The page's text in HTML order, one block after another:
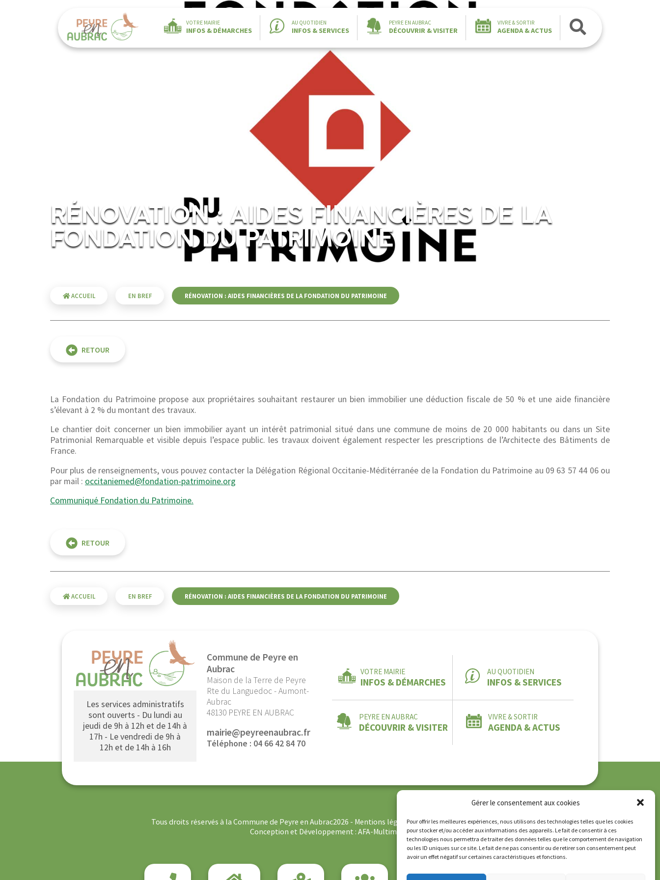
Gérer le consentement aux cookies
Pour offrir les meilleures expériences, nous utilisons des technologies telles que les cookies
pour stocker et/ou accéder aux informations des appareils. Le fait de consentir à ces
technologies nous permettra de traiter des données telles que le comportement de navigation
ou les ID uniques sur ce site. Le fait de ne pas consentir ou de retirer son consentement peut
avoir un effet négatif sur certaines caractéristiques et fonctions.
VOTRE MAIRIE
INFOS & DÉMARCHES
AU QUOTIDIEN
INFOS & SERVICES
PEYRE EN AUBRAC
DÉCOUVRIR & VISITER
VIVRE & SORTIR
AGENDA & ACTUS
RÉNOVATION : AIDES FINANCIÈRES DE LA
FONDATION DU PATRIMOINE
ACCUEIL EN BREF RÉNOVATION : AIDES FINANCIÈRES DE LA FONDATION DU PATRIMOINE
RETOUR
La Fondation du Patrimoine propose aux propriétaires souhaitant restaurer un bien immobilier une déduction fiscale de 50 % et une aide financière
s’élevant à 2 % du montant des travaux.
Le chantier doit concerner un bien immobilier ayant un intérêt patrimonial situé dans une commune de moins de 20 000 habitants ou dans un Site
Patrimonial Remarquable et visible depuis l’espace public. les travaux doivent également respecter les prescriptions de l’Architecte des Bâtiments de
France.
Pour plus de renseignements, vous pouvez contacter la Délégation Régional Occitanie-Méditérranée de la Fondation du Patrimoine au 09 63 57 44 06 ou
par mail : occitaniemed@fondation-patrimoine.org
Communiqué Fondation du Patrimoine.
RETOUR
ACCUEIL EN BREF RÉNOVATION : AIDES FINANCIÈRES DE LA FONDATION DU PATRIMOINE
Les services administratifs
sont ouverts - Du lundi au
jeudi de 9h à 12h et de 14h à
17h - Le vendredi de 9h à
12h et de 14h à 16h
Commune de Peyre en
Aubrac
Maison de la Terre de Peyre
Rte du Languedoc - Aumont-
Aubrac
48130 PEYRE EN AUBRAC
mairie@peyreenaubrac.fr
Téléphone : 04 66 42 84 70
VOTRE MAIRIE
INFOS & DÉMARCHES
AU QUOTIDIEN
INFOS & SERVICES
PEYRE EN AUBRAC
DÉCOUVRIR & VISITER
VIVRE & SORTIR
AGENDA & ACTUS
Tous droits réservés à la Commune de Peyre en Aubrac2026 - Mentions légales-Politique de confidentialité
Conception et Développement : AFA-Multimedia